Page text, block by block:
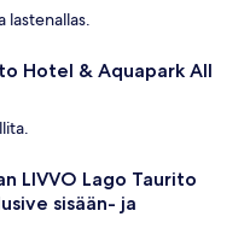
lastenallas.
Hotel & Aquapark All
LIVVO Lago Taurito
sisään- ja